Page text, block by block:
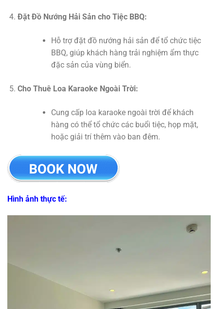
Đặt Đồ Nướng Hải Sản cho Tiệc BBQ:
Hỗ trợ đặt đồ nướng hải sản để tổ chức tiệc
BBQ, giúp khách hàng trải nghiệm ẩm thực
đặc sản của vùng biển.
Cho Thuê Loa Karaoke Ngoài Trời:
Cung cấp loa karaoke ngoài trời để khách
hàng có thể tổ chức các buổi tiệc, họp mặt,
hoặc giải trí thêm vào ban đêm.
Hình ảnh thực tế: